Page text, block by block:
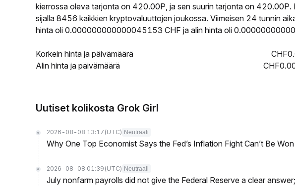
kierrossa oleva tarjonta on 420.00P, ja sen suurin tarjonta on
sijalla 8456 kaikkien kryptovaluuttojen joukossa. Viimeisen 24 tunnin
hinta oli 0.000000000000045153 CHF ja alin hinta oli
Korkein hinta ja päivämäärä
Alin hinta ja päivämäärä
Uutiset kolikosta Grok Girl
2026-08-08 13:17 (UTC) Neutraali
Why One Top Economist Says the Fed’s Inflation Fight Can’t Be
2026-08-08 01:39 (UTC) Neutraali
July nonfarm payrolls did not give the Federal Reserve a clear